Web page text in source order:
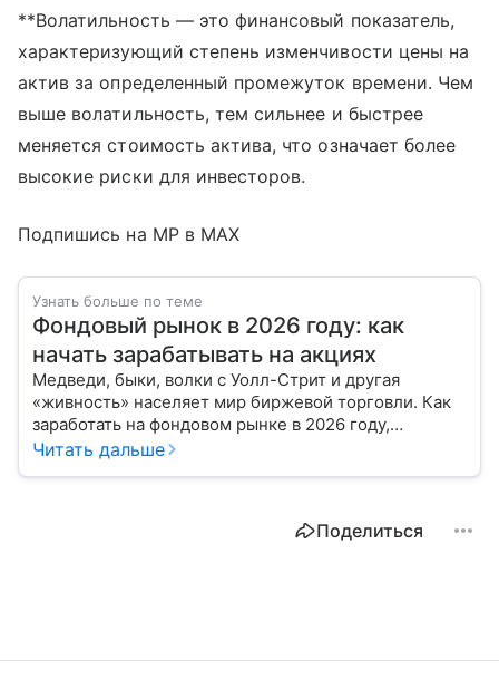
**Волатильность — это финансовый показатель,
характеризующий степень изменчивости цены на
актив за определенный промежуток времени. Чем
выше волатильность, тем сильнее и быстрее
меняется стоимость актива, что означает более
высокие риски для инвесторов.
Подпишись на MP в MAX
Узнать больше по теме
Фондовый рынок в 2026 году: как
начать зарабатывать на акциях
Медведи, быки, волки с Уолл-Стрит и другая
«живность» населяет мир биржевой торговли. Как
заработать на фондовом рынке в 2026 году,
расскажем с помощью эксперта.
Читать дальше
Поделиться